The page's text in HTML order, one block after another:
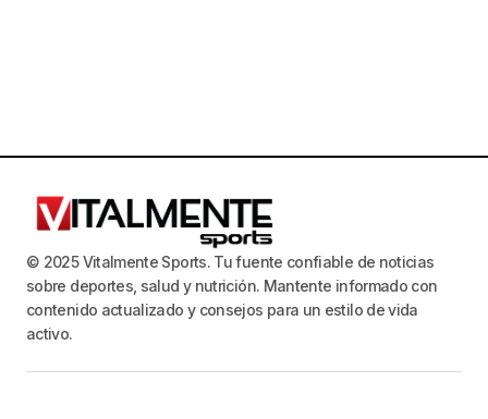
© 2025 Vitalmente Sports. Tu fuente confiable de noticias
sobre deportes, salud y nutrición. Mantente informado con
contenido actualizado y consejos para un estilo de vida
activo.